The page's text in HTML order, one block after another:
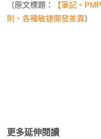
（原文標題：
【筆記。
則、各種敏捷開發差異）
更多延伸閱讀